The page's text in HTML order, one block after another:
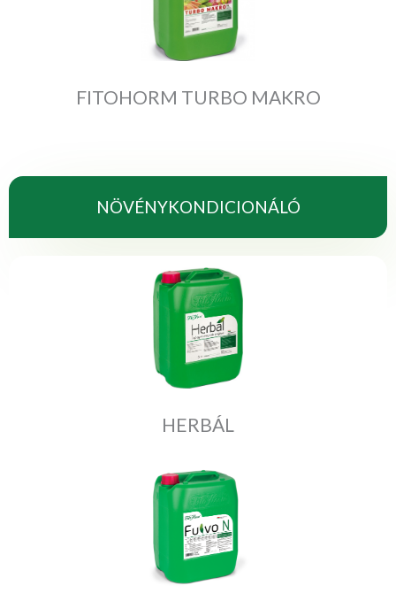
FITOHORM TURBO MAKRO
NÖVÉNYKONDICIONÁLÓ
HERBÁL